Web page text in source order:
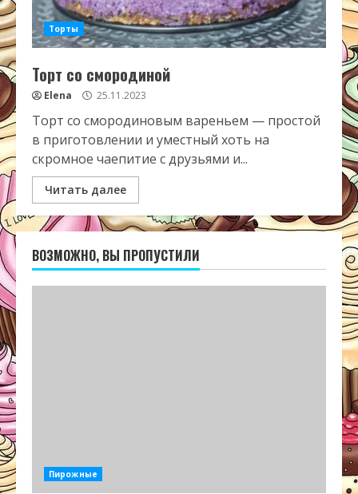
Торты
Торт со смородиной
Elena 25.11.2023
Торт со смородиновым вареньем — простой
в приготовлении и уместный хоть на
скромное чаепитие с друзьями и...
Читать далее
ВОЗМОЖНО, ВЫ ПРОПУСТИЛИ
Пирожные